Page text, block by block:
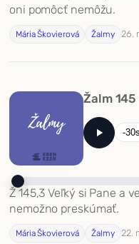
oni pomôcť nemôžu.
Mária Škovierová Žalmy 26.
Žalm 145
-30s
Ž 145,3 Veľký si Pane a
nemožno preskúmať.
Mária Škovierová Žalmy 22.